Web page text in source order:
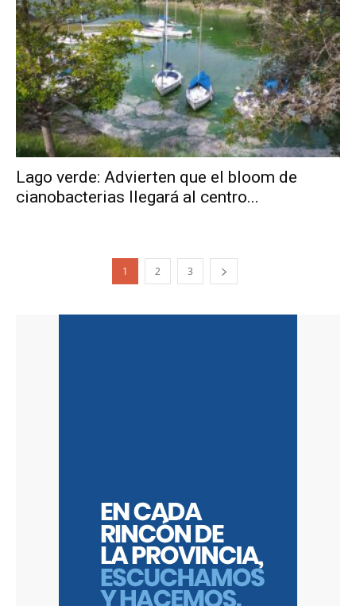
Lago verde: Advierten que el bloom de
cianobacterias llegará al centro...
1 2 3